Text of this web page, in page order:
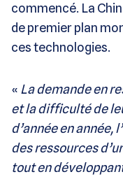
commencé. La
de premier plan
ces technologies.
« La demande en
et la difficulté de
d’année en année,
des ressources
tout en